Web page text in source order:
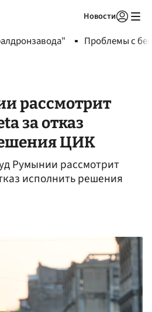
Новости
Проблемы с
рассмотрит
за отказ
ЦИК
Румынии рассмотрит
исполнить решения